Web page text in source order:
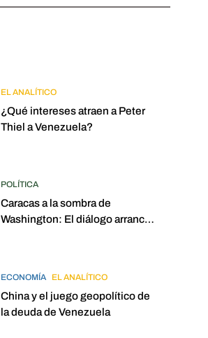
EL ANALÍTICO
¿Qué intereses atraen a Peter
Thiel a Venezuela?
POLÍTICA
Caracas a la sombra de
Washington: El diálogo arrancó
ECONOMÍA EL ANALÍTICO
China y el juego geopolítico de
la deuda de Venezuela